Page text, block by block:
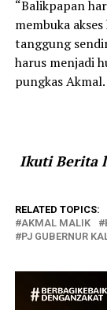
“Balikpapan
membuka
tanggung
harus menjadi
pungkas Akmal.
Ikuti Berita
RELATED TOPICS:
AKMAL MALIK
PJ GUBERNUR